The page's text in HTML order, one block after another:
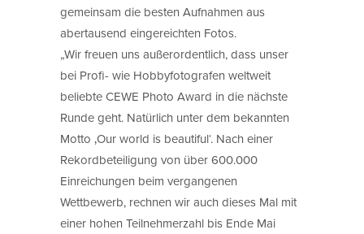
gemeinsam die besten Aufnahmen aus
abertausend eingereichten Fotos.
„Wir freuen uns außerordentlich, dass unser
bei Profi- wie Hobbyfotografen weltweit
beliebte CEWE Photo Award in die nächste
Runde geht. Natürlich unter dem bekannten
Motto ‚Our world is beautiful‘. Nach einer
Rekordbeteiligung von über 600.000
Einreichungen beim vergangenen
Wettbewerb, rechnen wir auch dieses Mal mit
einer hohen Teilnehmerzahl bis Ende Mai